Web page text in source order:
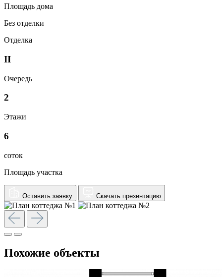
Площадь дома
Без отделки
Отделка
II
Очередь
2
Этажи
6
соток
Площадь участка
Оставить заявку Скачать презентацию
Похожие объекты